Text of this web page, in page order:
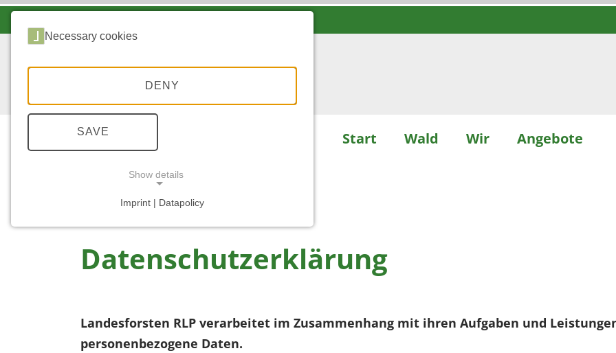
Start Wald Wir Angebote
STARTSEITE ... DSGVO
Datenschutzerklärung
Landesforsten RLP verarbeitet im Zusammenhang mit ihren Aufgaben und
personenbezogene Daten.
Necessary cookies
DENY
SAVE
Show details
Imprint | Datapolicy